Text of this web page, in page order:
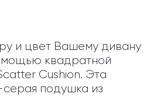
и цвет Вашему дивану
квадратной
Cushion. Эта
серая подушка из